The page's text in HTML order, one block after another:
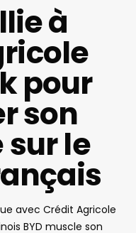
à
pour
son
le
avec Crédit Agricole
BYD muscle son